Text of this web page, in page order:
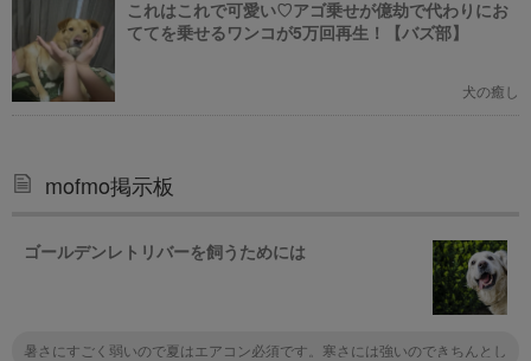
これはこれで可愛い♡アゴ乗せが億劫で代わりにお
ててを乗せるワンコが5万回再生！【バズ部】
犬の癒し
mofmo掲示板
ゴールデンレトリバーを飼うためには
暑さにすごく弱いので夏はエアコン必須です。寒さには強いのできちんとし